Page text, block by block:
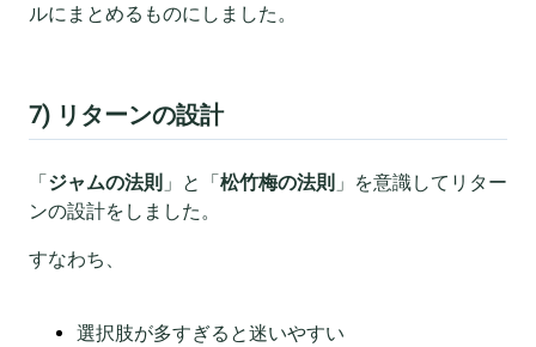
ルにまとめるものにしました。
7) リターンの設計
「 ジャムの法則 」と「 松竹梅の法則 」を意識してリター
ンの設計をしました。
すなわち、
選択肢が多すぎると迷いやすい